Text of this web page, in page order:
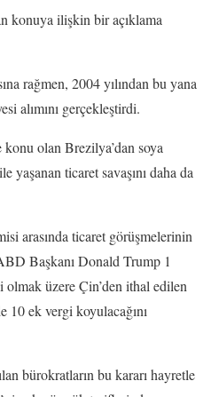
konuya ilişkin bir açıklama
rağmen, 2004 yılından bu yana
alımını gerçekleştirdi.
olan Brezilya’dan soya
yaşanan ticaret savaşını daha da
arasında ticaret görüşmelerinin
Başkanı Donald Trump 1
üzere Çin’den ithal edilen
10 ek vergi koyulacağını
bürokratların bu kararı hayretle